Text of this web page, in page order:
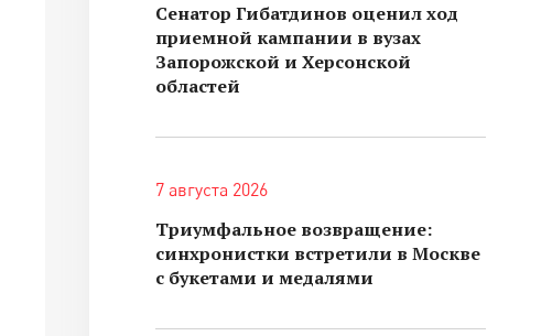
Сенатор Гибатдинов оценил ход
приемной кампании в вузах
Запорожской и Херсонской
областей
7 августа 2026
Триумфальное возвращение:
синхронистки встретили в Москве
с букетами и медалями